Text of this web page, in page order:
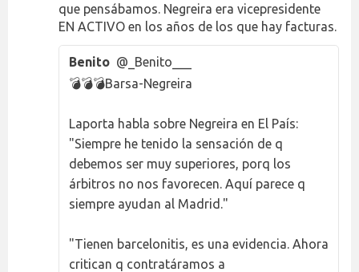
que pensábamos. Negreira era vicepresidente
EN ACTIVO en los años de los que hay facturas.
Benito @_Benito___
💣💣💣Barsa-Negreira
Laporta habla sobre Negreira en El País:
"Siempre he tenido la sensación de q
debemos ser muy superiores, porq los
árbitros no nos favorecen. Aquí parece q
siempre ayudan al Madrid."
"Tienen barcelonitis, es una evidencia. Ahora
critican q contratáramos a